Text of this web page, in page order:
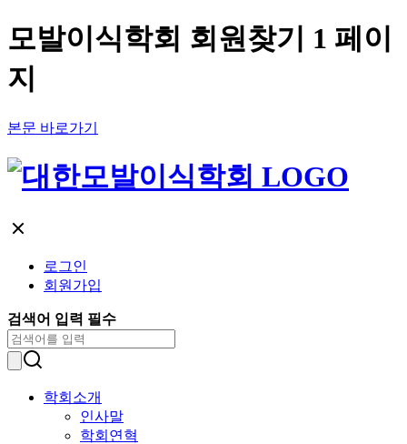
모발이식학회 회원찾기 1 페이
지
본문 바로가기
로그인
회원가입
검색어 입력 필수
학회소개
인사말
학회연혁